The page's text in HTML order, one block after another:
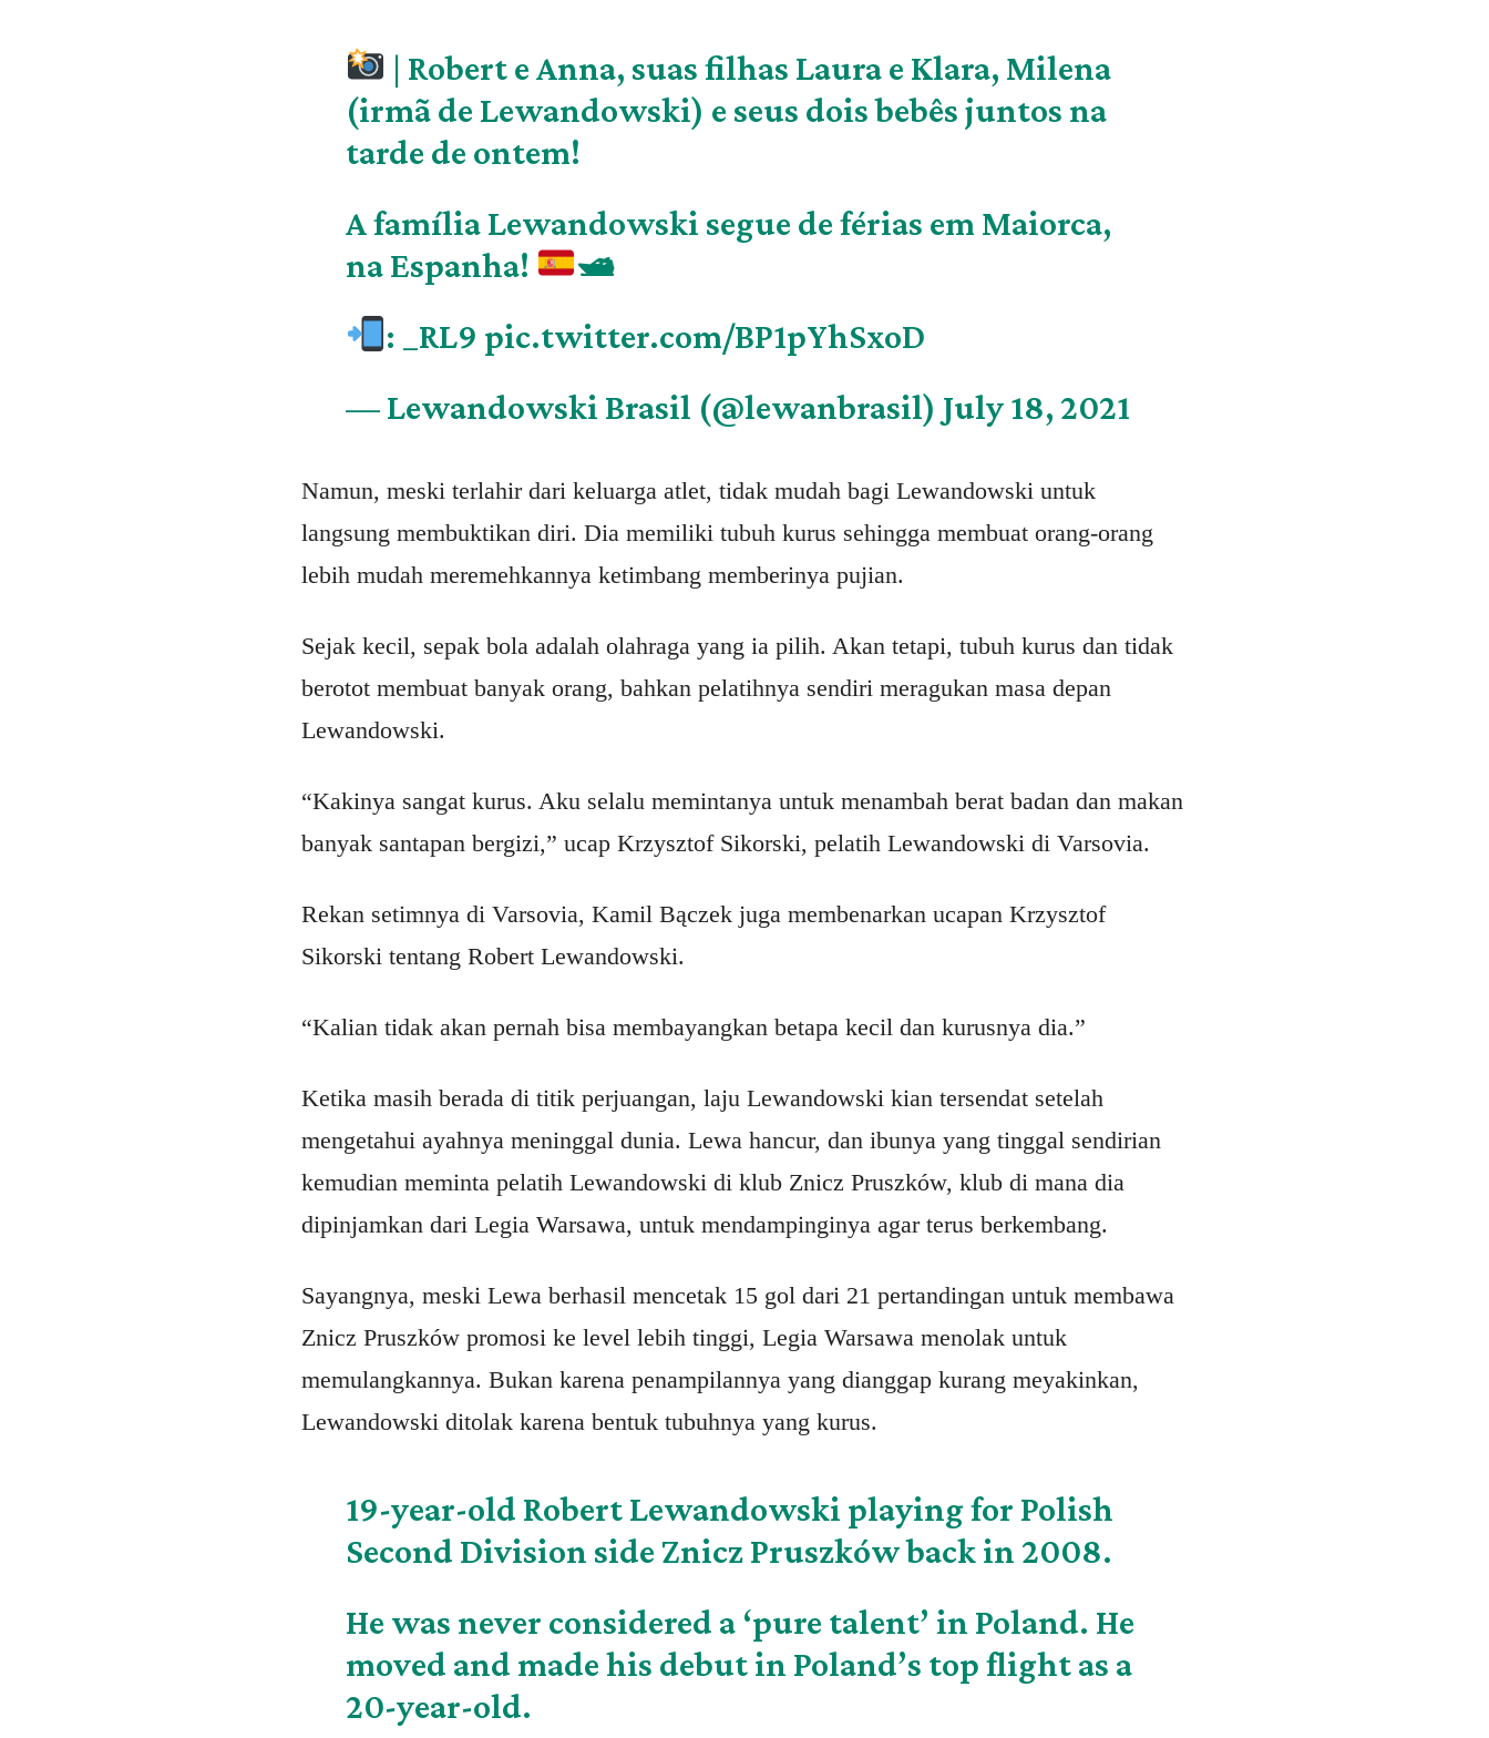
| Robert e Anna, suas filhas Laura e Klara, Milena
(irmã de Lewandowski) e seus dois bebês juntos na
tarde de ontem!
A família Lewandowski segue de férias em Maiorca,
na Espanha!
🛥
: _RL9 pic.twitter.com/BP1pYhSxoD
— Lewandowski Brasil (@lewanbrasil) July 18, 2021
Namun, meski terlahir dari keluarga atlet, tidak mudah bagi Lewandowski untuk
langsung membuktikan diri. Dia memiliki tubuh kurus sehingga membuat orang-orang
lebih mudah meremehkannya ketimbang memberinya pujian.
Sejak kecil, sepak bola adalah olahraga yang ia pilih. Akan tetapi, tubuh kurus dan tidak
berotot membuat banyak orang, bahkan pelatihnya sendiri meragukan masa depan
Lewandowski.
“Kakinya sangat kurus. Aku selalu memintanya untuk menambah berat badan dan makan
banyak santapan bergizi,” ucap Krzysztof Sikorski, pelatih Lewandowski di Varsovia.
Rekan setimnya di Varsovia, Kamil Bączek juga membenarkan ucapan Krzysztof
Sikorski tentang Robert Lewandowski.
“Kalian tidak akan pernah bisa membayangkan betapa kecil dan kurusnya dia.”
Ketika masih berada di titik perjuangan, laju Lewandowski kian tersendat setelah
mengetahui ayahnya meninggal dunia. Lewa hancur, dan ibunya yang tinggal sendirian
kemudian meminta pelatih Lewandowski di klub Znicz Pruszków, klub di mana dia
dipinjamkan dari Legia Warsawa, untuk mendampinginya agar terus berkembang.
Sayangnya, meski Lewa berhasil mencetak 15 gol dari 21 pertandingan untuk membawa
Znicz Pruszków promosi ke level lebih tinggi, Legia Warsawa menolak untuk
memulangkannya. Bukan karena penampilannya yang dianggap kurang meyakinkan,
Lewandowski ditolak karena bentuk tubuhnya yang kurus.
19-year-old Robert Lewandowski playing for Polish
Second Division side Znicz Pruszków back in 2008.
He was never considered a ‘pure talent’ in Poland. He
moved and made his debut in Poland’s top flight as a
20-year-old.